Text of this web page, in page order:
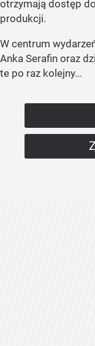
otrzymają dostęp
produkcji.
W centrum
Anka Serafin oraz
te po raz kolejny...